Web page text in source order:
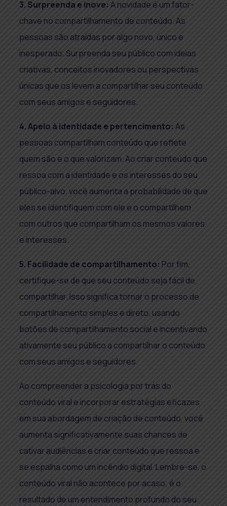
3. Surpreenda e inove: A novidade é um fator-
chave no compartilhamento de conteúdo. As
pessoas são atraídas por algo novo, único e
inesperado. Surpreenda seu público com ideias
criativas, conceitos inovadores ou perspectivas
únicas que os levem a compartilhar seu conteúdo
com seus amigos e seguidores.
4. Apelo à identidade e pertencimento: As
pessoas compartilham conteúdo que reflete
quem são e o que valorizam. Ao criar conteúdo que
ressoa com a identidade e os interesses do seu
público-alvo, você aumenta a probabilidade de que
eles se identifiquem com ele e o compartilhem
com outros que compartilham os mesmos valores
e interesses.
5. Facilidade de compartilhamento: Por fim,
certifique-se de que seu conteúdo seja fácil de
compartilhar. Isso significa tornar o processo de
compartilhamento simples e direto, usando
botões de compartilhamento social e incentivando
ativamente seu público a compartilhar o conteúdo
com seus amigos e seguidores.
Ao compreender a psicologia por trás do
conteúdo viral e incorporar estratégias eficazes
em sua abordagem de criação de conteúdo, você
aumenta significativamente suas chances de
cativar audiências e criar conteúdo que ressoa e
se espalha como um incêndio digital. Lembre-se, o
conteúdo viral não acontece por acaso; é o
resultado de um entendimento profundo do seu